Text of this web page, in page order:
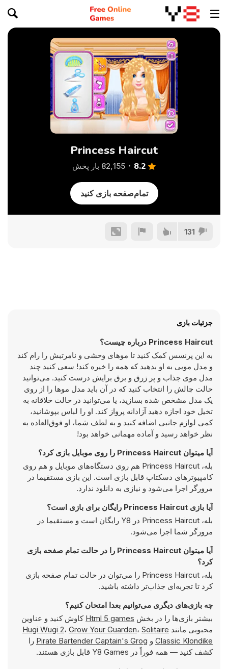
Princess Haircut
8.2 82,155 بار پخش
تمام‌صفحه بازی کنید
131
جزئیات بازی
Princess Haircut درباره چیست؟
به این پرنسس کمک کنید تا موهای وحشی و نامرتبش را رام کند
و مدل مویی به او بدهید که همه را خیره کند! سعی کنید چند
مدل موی جذاب و پر زرق و برق برایش درست کنید. می‌توانید
حالت چالش را انتخاب کنید که در آن باید مدل موها را از روی
یک مدل مشخص شده بسازید، یا می‌توانید در حالت خلاقانه به
تخیل خود اجازه دهید آزادانه پرواز کند. او را لباس بپوشانید،
کمی لوازم جانبی اضافه کنید و به لطف شما، او فوق‌العاده به
نظر خواهد رسید و آماده مهمانی خواهد بود!
آیا میتوان Princess Haircut را روی موبایل بازی کرد؟
بله، Princess Haircut هم روی دستگاه‌های موبایل و هم روی
کامپیوترهای دسکتاپ قابل بازی است. این بازی مستقیما در
مرورگر اجرا می‌شود و نیازی به دانلود ندارد.
آیا بازی Princess Haircut رایگان برای بازی است؟
بله، Princess Haircut در Y8 رایگان است و مستقیما در
مرورگر شما اجرا می‌شود.
آیا میتوان Princess Haircut را در حالت تمام صفحه بازی
کرد؟
بله، Princess Haircut را می‌توان در حالت تمام صفحه بازی
کرد تا تجربه‌ای جذاب‌تر داشته باشید.
چه بازی‌های دیگری می‌توانیم بعدا امتحان کنیم؟
بیشتر بازی‌ها را در بخش Html 5 games کاوش کنید و عناوین
محبوبی مانند
Hugi Wugi 2، Grow Your Guarden، Solitaire
Classic Klondike و Pirate Bartender Captain's Grog را
کشف کنید — همه فوراً در Y8 Games قابل بازی هستند.